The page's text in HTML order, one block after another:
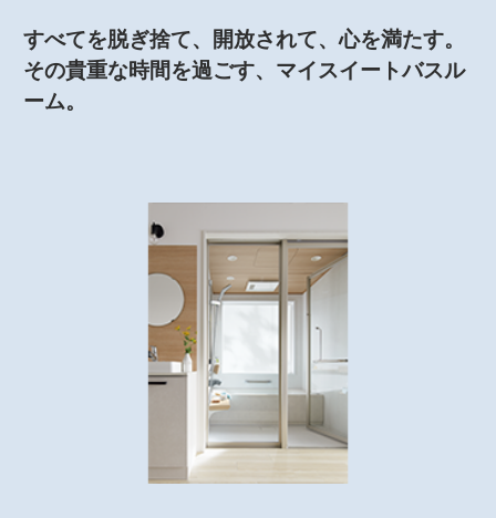
すべてを脱ぎ捨て、開放されて、心を満たす。
その貴重な時間を過ごす、マイスイートバスル
ーム。